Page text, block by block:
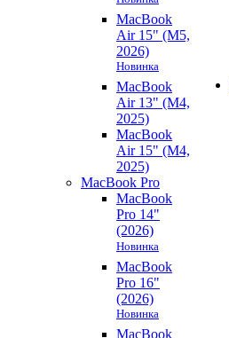
MacBook
Air 15" (M5,
2026)
Новинка
MacBook
Air 13" (M4,
2025)
MacBook
Air 15" (M4,
2025)
MacBook Pro
MacBook
Pro 14"
(2026)
Новинка
MacBook
Pro 16"
(2026)
Новинка
MacBook